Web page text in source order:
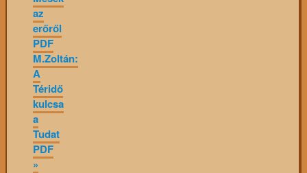
az
erőről
PDF
M.Zoltán:
A
Téridő
kulcsa
a
Tudat
PDF
»